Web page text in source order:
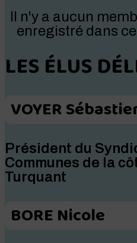
Il n'y a aucun
enregistré dans
LES ÉLUS
VOYER
Président du
Communes de la
Turquant
BORE Nicole